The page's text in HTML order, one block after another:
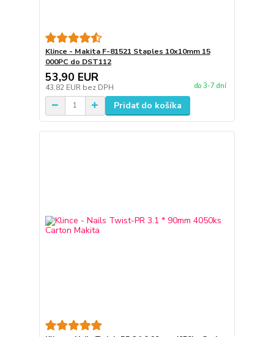
Klince - Makita F-81521 Staples 10x10mm 15
000PC do DST112
53,90 EUR
43,82 EUR bez DPH do 3-7 dní
Pridať do košíka